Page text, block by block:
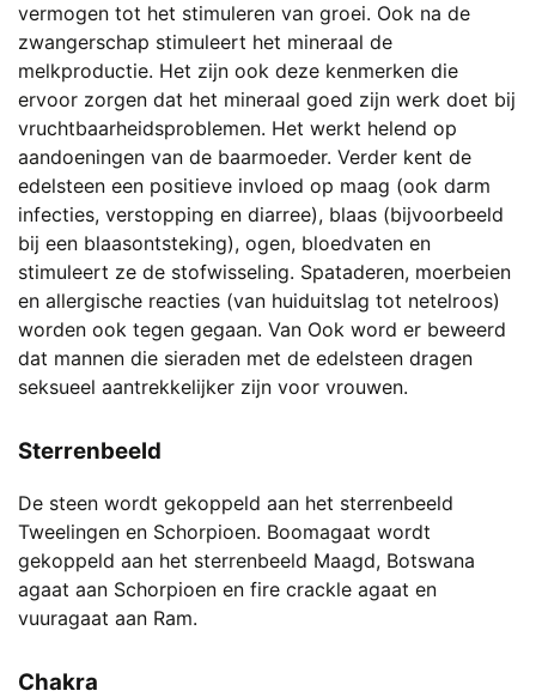
vermogen tot het stimuleren van groei. Ook na de
zwangerschap stimuleert het mineraal de
melkproductie. Het zijn ook deze kenmerken die
ervoor zorgen dat het mineraal goed zijn werk doet bij
vruchtbaarheidsproblemen. Het werkt helend op
aandoeningen van de baarmoeder. Verder kent de
edelsteen een positieve invloed op maag (ook darm
infecties, verstopping en diarree), blaas (bijvoorbeeld
bij een blaasontsteking), ogen, bloedvaten en
stimuleert ze de stofwisseling. Spataderen, moerbeien
en allergische reacties (van huiduitslag tot netelroos)
worden ook tegen gegaan. Van Ook word er beweerd
dat mannen die sieraden met de edelsteen dragen
seksueel aantrekkelijker zijn voor vrouwen.
Sterrenbeeld
De steen wordt gekoppeld aan het sterrenbeeld
Tweelingen en Schorpioen. Boomagaat wordt
gekoppeld aan het sterrenbeeld Maagd, Botswana
agaat aan Schorpioen en fire crackle agaat en
vuuragaat aan Ram.
Chakra